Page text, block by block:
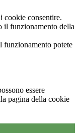
cookie consentire.
il funzionamento della
funzionamento potete
essere
pagina della cookie